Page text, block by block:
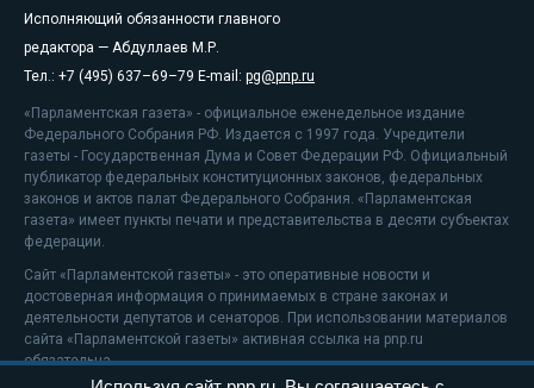
Исполняющий обязанности главного
редактора — Абдуллаев М.Р.
Тел.: +7 (495) 637–69–79 E-mail: pg@pnp.ru
«Парламентская газета» - официальное еженедельное издание
Федерального Собрания РФ. Издается с 1997 года. Учредители
газеты - Государственная Дума и Совет Федерации РФ. Официальный
публикатор федеральных конституционных законов, федеральных
законов и актов палат Федерального Собрания. «Парламентская
газета» имеет пункты печати и представительства в десяти субъектах
федерации.
Сайт «Парламентской газеты» - это оперативные новости и
достоверная информация о принимаемых в стране законах и
деятельности депутатов и сенаторов. При использовании материалов
сайта «Парламентской газеты» активная ссылка на pnp.ru
обязательна.